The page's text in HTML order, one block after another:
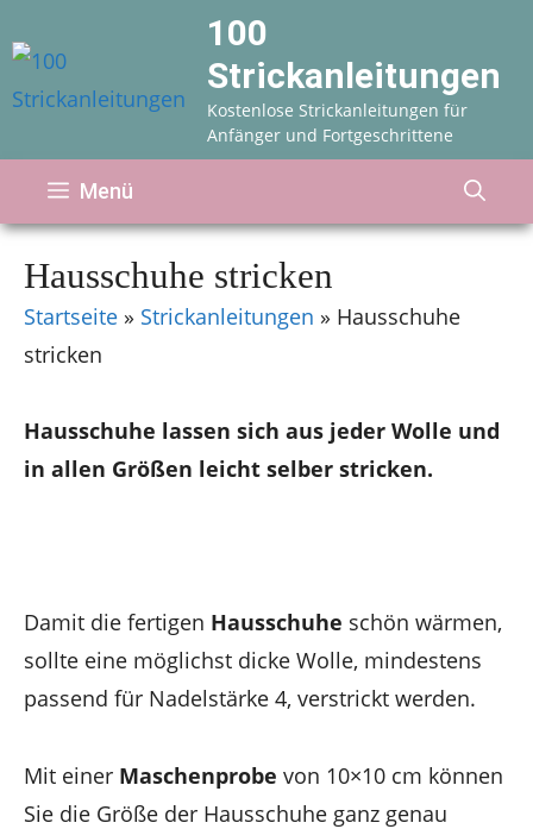
Inhalt
springen
100
Strickanleitungen
Kostenlose Strickanleitungen für
Anfänger und Fortgeschrittene
Menü
Hausschuhe stricken
Startseite » Strickanleitungen » Hausschuhe
stricken
Hausschuhe lassen sich aus jeder Wolle und
in allen Größen leicht selber stricken.
Damit die fertigen Hausschuhe schön wärmen,
sollte eine möglichst dicke Wolle, mindestens
passend für Nadelstärke 4, verstrickt werden.
Mit einer Maschenprobe von 10×10 cm können
Sie die Größe der Hausschuhe ganz genau